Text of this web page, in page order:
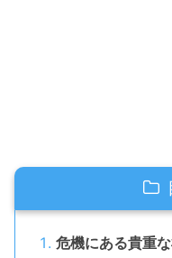
危機にある貴重